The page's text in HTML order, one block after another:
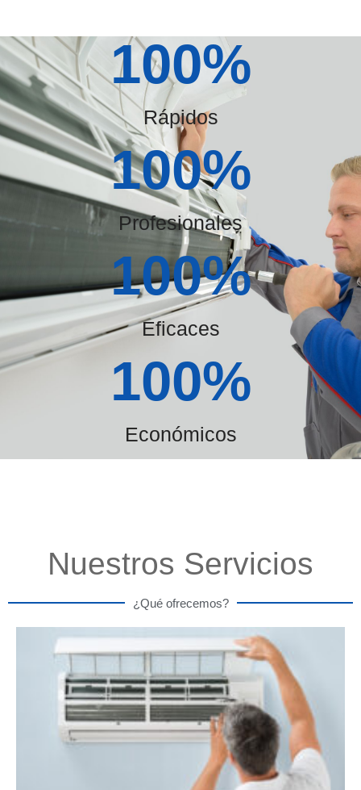
Rápidos
100%
Profesionales
100%
Eficaces
100%
Económicos
100%
Nuestros Servicios
¿Qué ofrecemos?